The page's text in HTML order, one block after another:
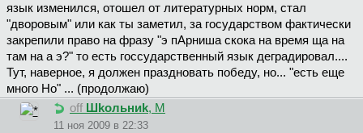
язык изменился, отошел от литературных норм, стал
"дворовым" или как ты заметил, за государством фактически
закрепили право на фразу "э пАрниша скока на время ща на
там на а э?" то есть госсударственный язык деградировал....
Тут, наверное, я должен праздновать победу, но... "есть еще
много Но" ... (продолжаю)
off Шkoльниk, М
11 ноя 2009 в 22:33